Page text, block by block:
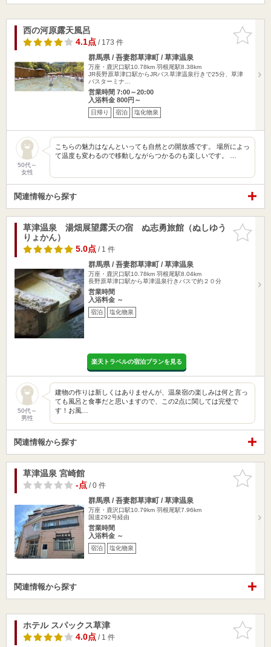
お気に入
りに追加
西の河原露天風呂
4.1点/ 173 件
群馬県 / 吾妻郡草津町 / 草津温泉
万座・鹿沢口駅10.78km 羽根尾駅8.38km
JR長野原草津口駅からJRバス草津温泉行きで25分、草津
バスターミナ…
営業時間 7:00～20:00
入浴料金 800円～
日帰り 宿泊 塩化物泉
50代～
女性
こちらの魅力はなんといっても自然との開放感です。 場所によっ
て温度も変わるので移動しながらつかるのも楽しいです。 …
関連情報から探す
お気に入
りに追加
草津温泉 湯畑展望露天の宿 ぬ志勇旅館（ぬしゆう
りょかん）
5.0点/ 1 件
群馬県 / 吾妻郡草津町 / 草津温泉
万座・鹿沢口駅10.78km 羽根尾駅8.04km
長野原草津口駅から草津温泉行きバスで約２０分
営業時間
入浴料金 ～
宿泊 塩化物泉
楽天トラベルの宿泊プランを見る
50代～
男性
建物の作りは新しくはありませんが、温泉宿の楽しみは何と言っ
ても風呂と食事だと思いますので、この2点に関しては完璧で
す！お風…
関連情報から探す
お気に入
りに追加
草津温泉 宮崎館
-点/ 0 件
群馬県 / 吾妻郡草津町 / 草津温泉
万座・鹿沢口駅10.79km 羽根尾駅7.96km
国道292号経由
営業時間
入浴料金 ～
宿泊 塩化物泉
関連情報から探す
お気に入
りに追加
ホテル スパックス草津
4.0点/ 1 件